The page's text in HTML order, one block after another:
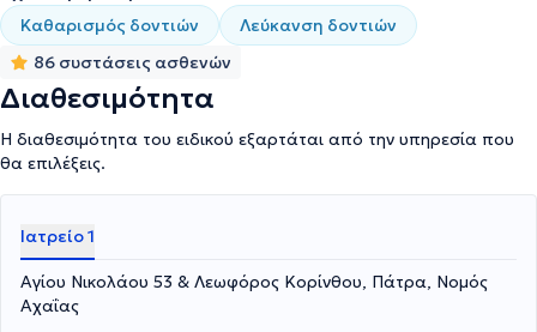
Καθαρισμός δοντιών
Λεύκανση δοντιών
86 συστάσεις ασθενών
Διαθεσιμότητα
Η διαθεσιμότητα του ειδικού εξαρτάται από την υπηρεσία που
θα επιλέξεις.
Ιατρείο 1
Αγίου Νικολάου 53 & Λεωφόρος Κορίνθου, Πάτρα, Νομός
Αχαΐας